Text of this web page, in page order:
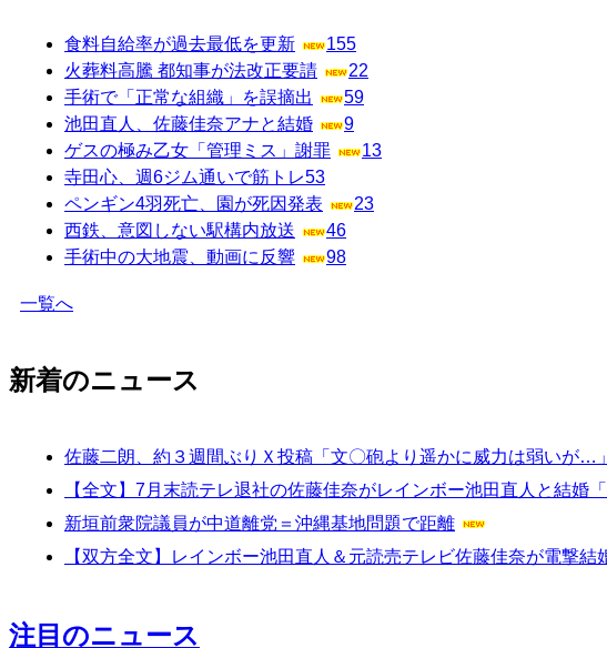
食料自給率が過去最低を更新
155
火葬料高騰 都知事が法改正要請
22
手術で「正常な組織」を誤摘出
59
池田直人、佐藤佳奈アナと結婚
9
ゲスの極み乙女「管理ミス」謝罪
13
寺田心、週6ジム通いで筋トレ53
ペンギン4羽死亡、園が死因発表
23
西鉄、意図しない駅構内放送
46
手術中の大地震、動画に反響
98
一覧へ
新着のニュース
佐藤二朗、約３週間ぶりＸ投稿「文〇砲より遥かに威力は弱いが…
【全文】7月末読テレ退社の佐藤佳奈がレインボー池田直人と結婚
新垣前衆院議員が中道離党＝沖縄基地問題で距離
【双方全文】レインボー池田直人＆元読売テレビ佐藤佳奈が電撃結
注目のニュース